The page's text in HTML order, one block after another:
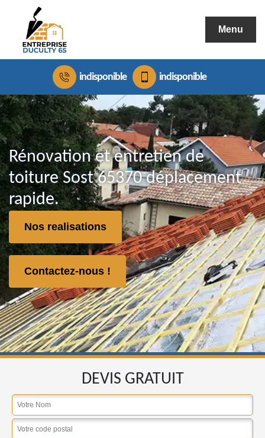
Menu
indisponible indisponible
Rénovation et entretien de
toiture Sost 65370 déplacement
rapide.
Nos realisations
Contactez-nous !
DEVIS GRATUIT